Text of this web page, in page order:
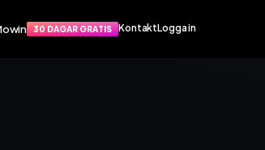
30 DAGAR GRATIS KontaktLogga in